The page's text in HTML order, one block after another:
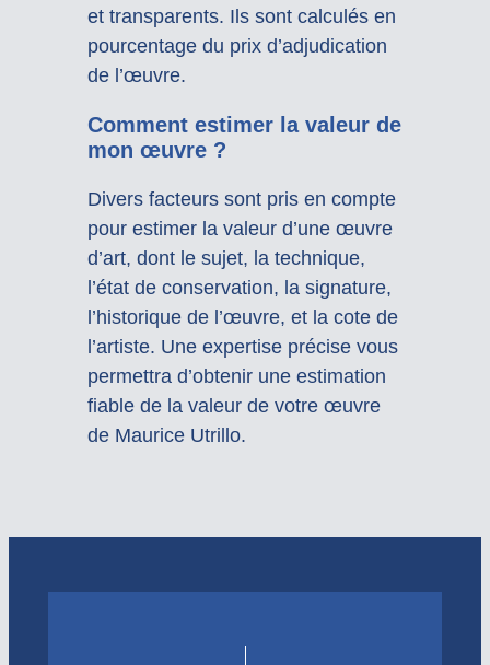
et transparents. Ils sont calculés en
pourcentage du prix d’adjudication
de l’œuvre.
Comment estimer la valeur de
mon œuvre ?
Divers facteurs sont pris en compte
pour estimer la valeur d’une œuvre
d’art, dont le sujet, la technique,
l’état de conservation, la signature,
l’historique de l’œuvre, et la cote de
l’artiste. Une expertise précise vous
permettra d’obtenir une estimation
fiable de la valeur de votre œuvre
de Maurice Utrillo.